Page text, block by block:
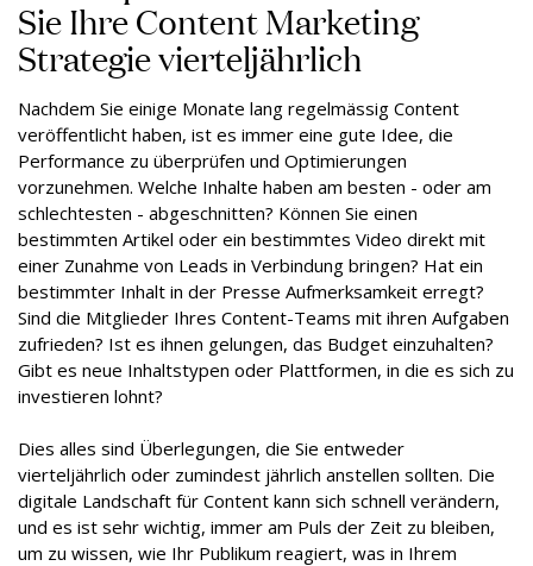
Sie Ihre Content Marketing
Strategie vierteljährlich
Nachdem Sie einige Monate lang regelmässig Content
veröffentlicht haben, ist es immer eine gute Idee, die
Performance zu überprüfen und Optimierungen
vorzunehmen. Welche Inhalte haben am besten - oder am
schlechtesten - abgeschnitten? Können Sie einen
bestimmten Artikel oder ein bestimmtes Video direkt mit
einer Zunahme von Leads in Verbindung bringen? Hat ein
bestimmter Inhalt in der Presse Aufmerksamkeit erregt?
Sind die Mitglieder Ihres Content-Teams mit ihren Aufgaben
zufrieden? Ist es ihnen gelungen, das Budget einzuhalten?
Gibt es neue Inhaltstypen oder Plattformen, in die es sich zu
investieren lohnt?
Dies alles sind Überlegungen, die Sie entweder
vierteljährlich oder zumindest jährlich anstellen sollten. Die
digitale Landschaft für Content kann sich schnell verändern,
und es ist sehr wichtig, immer am Puls der Zeit zu bleiben,
um zu wissen, wie Ihr Publikum reagiert, was in Ihrem